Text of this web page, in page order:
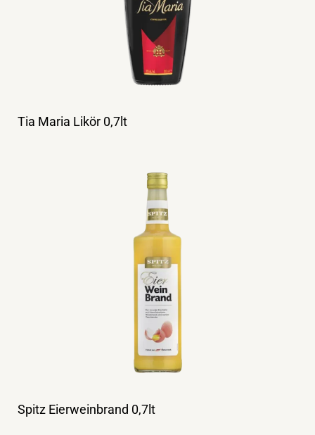
Tia Maria Likör 0,7lt
Spitz Eierweinbrand 0,7lt